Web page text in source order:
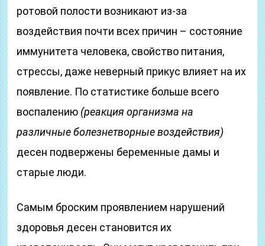
ротовой полости возникают из-за
воздействия почти всех причин – состояние
иммунитета человека, свойство питания,
стрессы, даже неверный прикус влияет на их
появление. По статистике больше всего
воспалению (реакция организма на
различные болезнетворные воздействия)
десен подвержены беременные дамы и
старые люди.
Самым броским проявлением нарушений
здоровья десен становится их